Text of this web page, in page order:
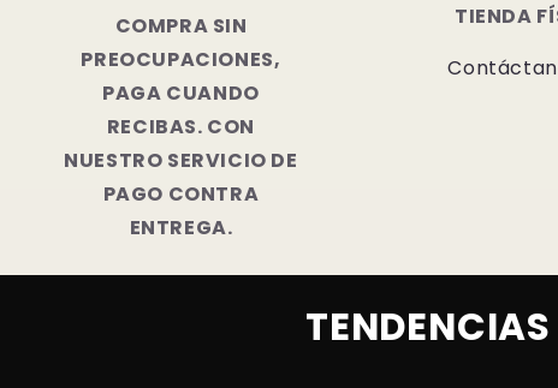
COMPRA SIN
PREOCUPACIONES,
PAGA CUANDO
RECIBAS. CON
NUESTRO SERVICIO DE
PAGO CONTRA
ENTREGA.
TIENDA
TENDENCIAS